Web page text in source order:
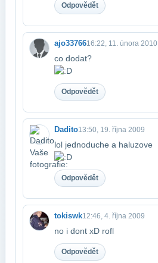
Odpovědět
ajo3376616:22, 11. února 2010
co dodat?
Odpovědět
Dadito13:50, 19. října 2009
lol jednoduche a haluzove
Odpovědět
tokiswk12:46, 4. října 2009
no i dont xD rofl
Odpovědět